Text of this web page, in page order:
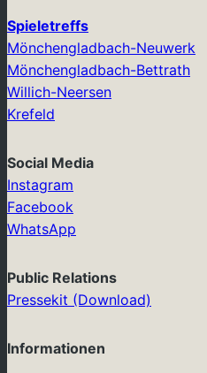
Spieletreffs
Mönchengladbach-Neuwerk
Mönchengladbach-Bettrath
Willich-Neersen
Krefeld
Social Media
Instagram
Facebook
WhatsApp
Public Relations
Pressekit (Download)
Informationen